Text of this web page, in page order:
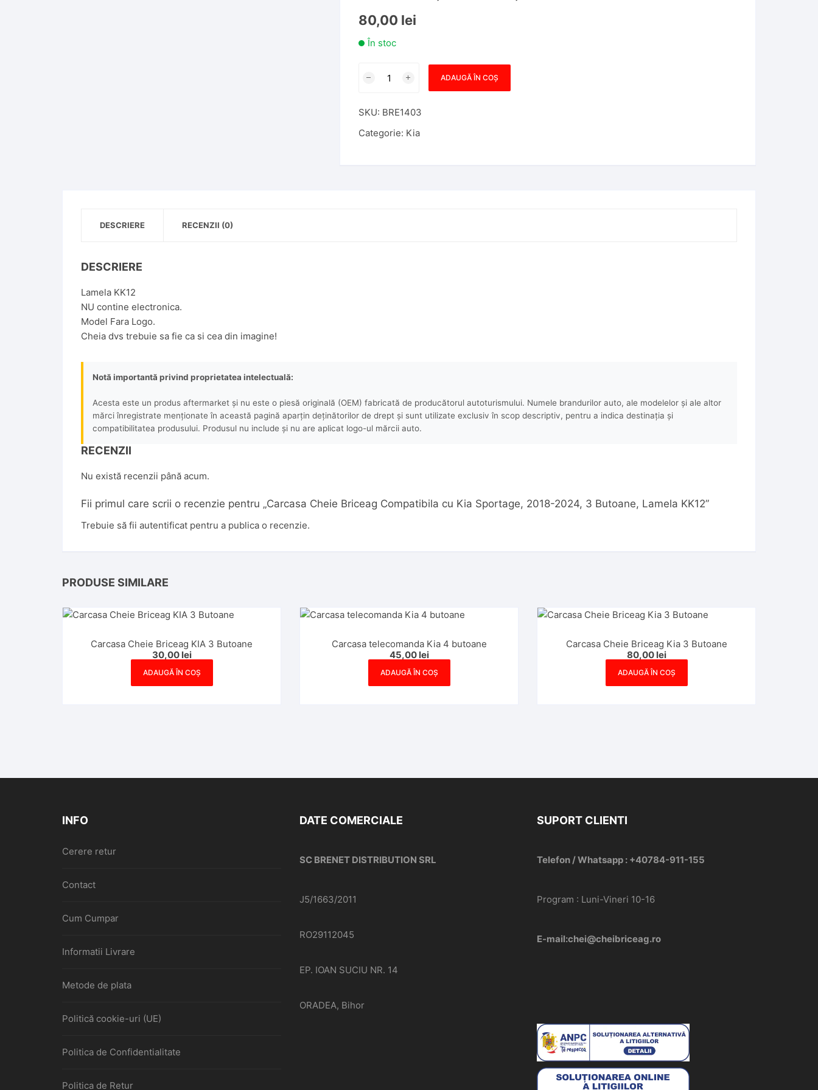
80,00 lei
În stoc
Carcasa
Briceag
Compatibila
ADAUGĂ ÎN COȘ
SKU: BRE1403
Categorie: Kia
DESCRIERE RECENZII (0)
DESCRIERE
Lamela KK12
NU contine electronica.
Model Fara Logo.
Cheia dvs trebuie sa fie ca si cea din imagine!
Notă importantă privind proprietatea intelectuală:
Acesta este un produs aftermarket și nu este o piesă originală (OEM) fabricată de producătorul autoturismului. Numele brandurilor auto, ale modelelor și ale altor
mărci înregistrate menționate în această pagină aparțin deținătorilor de drept și sunt utilizate exclusiv în scop descriptiv, pentru a indica destinația și
compatibilitatea produsului. Produsul nu include și nu are aplicat logo-ul mărcii auto.
RECENZII
Nu există recenzii până acum.
Fii primul care scrii o recenzie pentru „Carcasa Cheie Briceag Compatibila cu Kia Sportage, 2018-2024, 3 Butoane, Lamela KK12”
Trebuie să fii autentificat pentru a publica o recenzie.
PRODUSE SIMILARE
Carcasa Cheie Briceag KIA 3 Butoane
30,00 lei
ADAUGĂ ÎN COȘ
Carcasa telecomanda Kia 4 butoane
45,00 lei
ADAUGĂ ÎN COȘ
Carcasa Cheie Briceag Kia 3 Butoane
80,00 lei
ADAUGĂ ÎN COȘ
INFO
Cerere retur
Contact
Cum Cumpar
Informatii Livrare
Metode de plata
Politică cookie-uri (UE)
Politica de Confidentialitate
Politica de Retur
DATE COMERCIALE
SC BRENET DISTRIBUTION SRL
J5/1663/2011
RO29112045
EP. IOAN SUCIU NR. 14
ORADEA, Bihor
SUPORT CLIENTI
Telefon / Whatsapp : +40784-911-155
Program : Luni-Vineri 10-16
E-mail:chei@cheibriceag.ro